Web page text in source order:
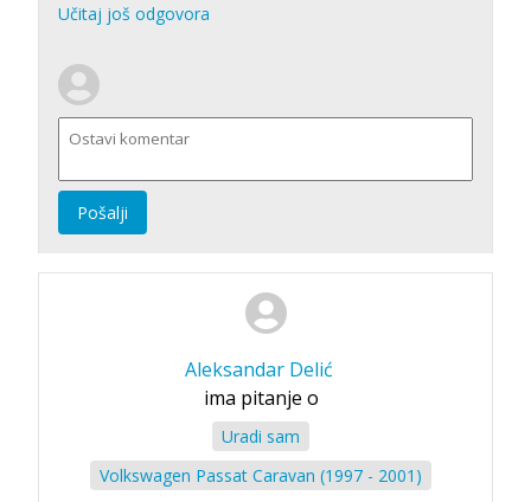
Učitaj još odgovora
Pošalji
Aleksandar Delić
ima pitanje o
Uradi sam
Volkswagen Passat Caravan (1997 - 2001)